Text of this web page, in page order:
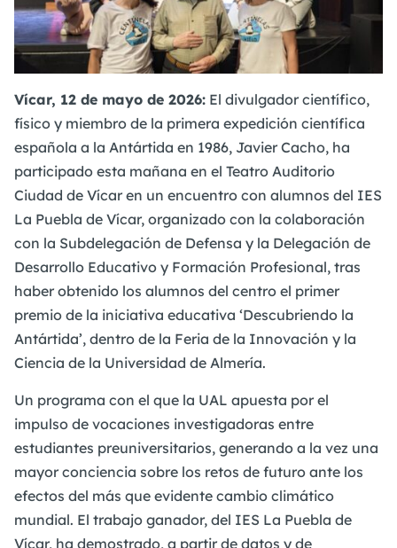
Vícar, 12 de mayo de 2026: El divulgador científico,
físico y miembro de la primera expedición científica
española a la Antártida en 1986, Javier Cacho, ha
participado esta mañana en el Teatro Auditorio
Ciudad de Vícar en un encuentro con alumnos del IES
La Puebla de Vícar, organizado con la colaboración
con la Subdelegación de Defensa y la Delegación de
Desarrollo Educativo y Formación Profesional, tras
haber obtenido los alumnos del centro el primer
premio de la iniciativa educativa ‘Descubriendo la
Antártida’, dentro de la Feria de la Innovación y la
Ciencia de la Universidad de Almería.
Un programa con el que la UAL apuesta por el
impulso de vocaciones investigadoras entre
estudiantes preuniversitarios, generando a la vez una
mayor conciencia sobre los retos de futuro ante los
efectos del más que evidente cambio climático
mundial. El trabajo ganador, del IES La Puebla de
Vícar, ha demostrado, a partir de datos y de